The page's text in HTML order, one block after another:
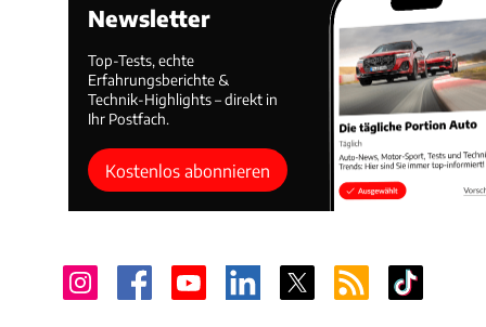
Newsletter
Top-Tests, echte
Erfahrungsberichte &
Technik-Highlights – direkt in
Ihr Postfach.
Kostenlos abonnieren